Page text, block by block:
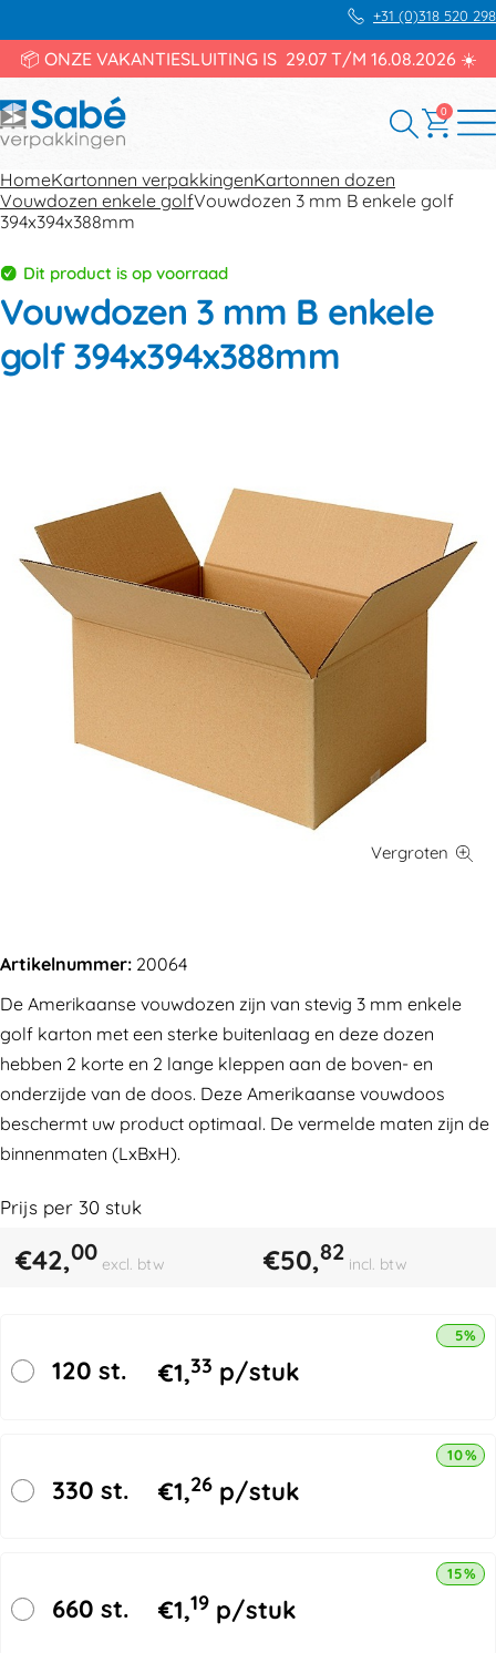
+31 (0)318 520 298
📦 ONZE VAKANTIESLUITING IS 29.07 T/M 16.08.2026 ☀️
0
HomeKartonnen verpakkingenKartonnen dozen
Vouwdozen enkele golfVouwdozen 3 mm B enkele golf
394x394x388mm
Dit product is op voorraad
Vouwdozen 3 mm B enkele
golf 394x394x388mm
Artikelnummer: 20064
De Amerikaanse vouwdozen zijn van stevig 3 mm enkele
golf karton met een sterke buitenlaag en deze dozen
hebben 2 korte en 2 lange kleppen aan de boven- en
onderzijde van de doos. Deze Amerikaanse vouwdoos
beschermt uw product optimaal. De vermelde maten zijn de
binnenmaten (LxBxH).
Prijs per 30 stuk
€42,00 excl. btw €50,82 incl. btw
120 st. €1,33 p/stuk
5%
330 st. €1,26 p/stuk
10%
660 st. €1,19 p/stuk
15%